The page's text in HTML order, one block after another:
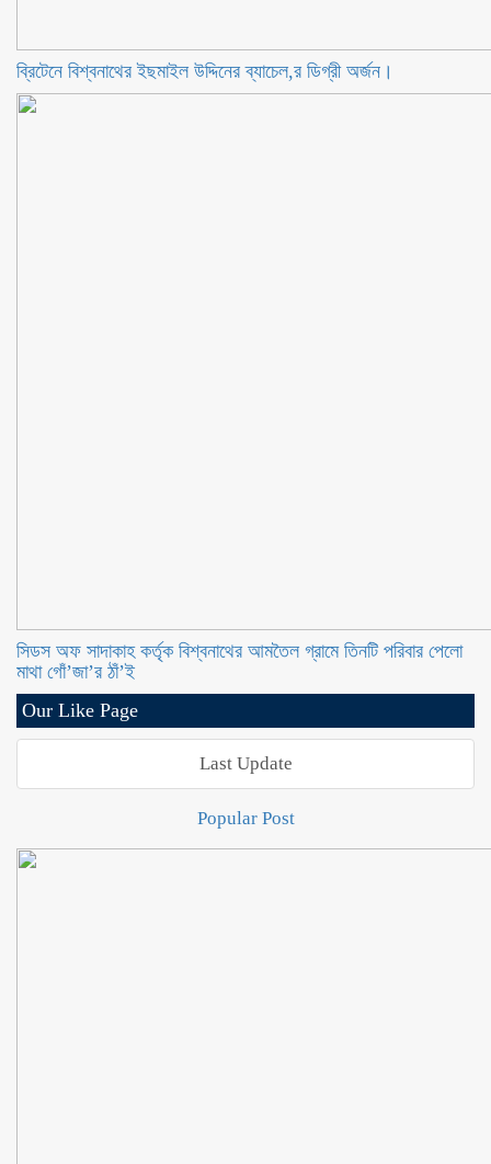
ব্রিটেনে বিশ্বনাথের ইছমাইল উদ্দিনের ব্যাচেল,র ডিগ্রী অর্জন।
সিডস অফ সাদাকাহ কর্তৃক বিশ্বনাথের আমতৈল গ্রামে তিনটি পরিবার পেলো
মাথা গোঁ’জা’র ঠাঁ’ই
Our Like Page
Last Update
Popular Post